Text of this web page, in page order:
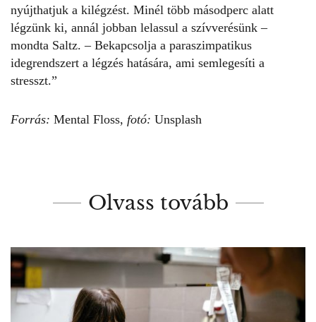
nyújthatjuk a kilégzést. Minél több másodperc alatt
légzünk ki, annál jobban lelassul a szívverésünk –
mondta Saltz. – Bekapcsolja a paraszimpatikus
idegrendszert a légzés hatására, ami semlegesíti a
stresszt.”
Forrás: Mental Floss, fotó: Unsplash
Olvass tovább